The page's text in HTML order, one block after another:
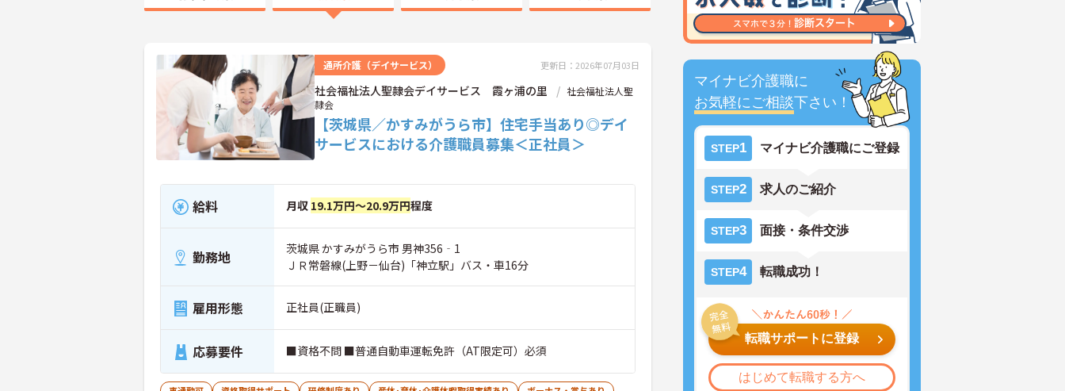
マイナビ介護職に
お気軽にご相談下さい！
STEP1 マイナビ介護職にご登録
STEP2 求人のご紹介
STEP3 面接・条件交渉
STEP4 転職成功！
転職サポートに登録
はじめて転職する方へ
通所介護（デイサービス） 更新日：2026年07月03日
社会福祉法人聖隷会デイサービス 霞ヶ浦の里
社会福祉法人聖
隷会
【茨城県／かすみがうら市】住宅手当あり◎デイ
サービスにおける介護職員募集＜正社員＞
給料 月収 19.1万円～20.9万円程度
勤務地
茨城県 かすみがうら市 男神356‐1
ＪＲ常磐線(上野－仙台)「神立駅」バス・車16分
雇用形態 正社員(正職員)
応募要件 ■資格不問 ■普通自動車運転免許（AT限定可）必須